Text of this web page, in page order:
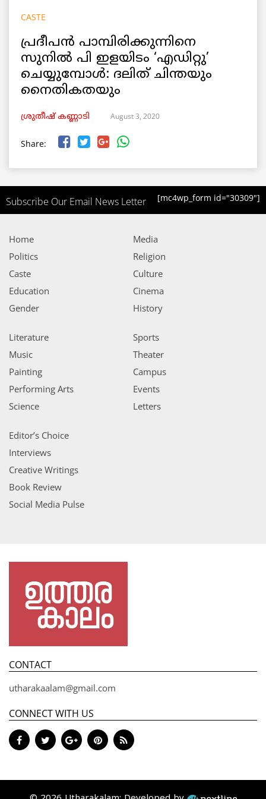
CASTE
പ്രദീപൻ പാമ്പിരിക്കുന്നിനെ
സുനിൽ പി ഇളയിടം ‘എഡിറ്റു’
ചെയ്യുമ്പോൾ: ദലിത് ചിന്തയും
നൈതികതയും
ശ്രുതീഷ് കണ്ണാടി August 3, 2020
Share:
Subscribe Our Email News Letter [mc4wp_form id="30309"]
Home
Politics
Caste
Education
Gender
Media
Religion
Culture
Cinema
History
Literature
Music
Painting
Performing Arts
Science
Sports
Theater
Campus
Events
Letters
Editor’s Choice
Interviews
Creative Writings
Book Review
Social Media Pulse
CONTACT
utharakaalam@gmail.com
CONNECT WITH US